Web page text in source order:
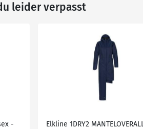
leider verpasst
-
Elkline 1DRY2